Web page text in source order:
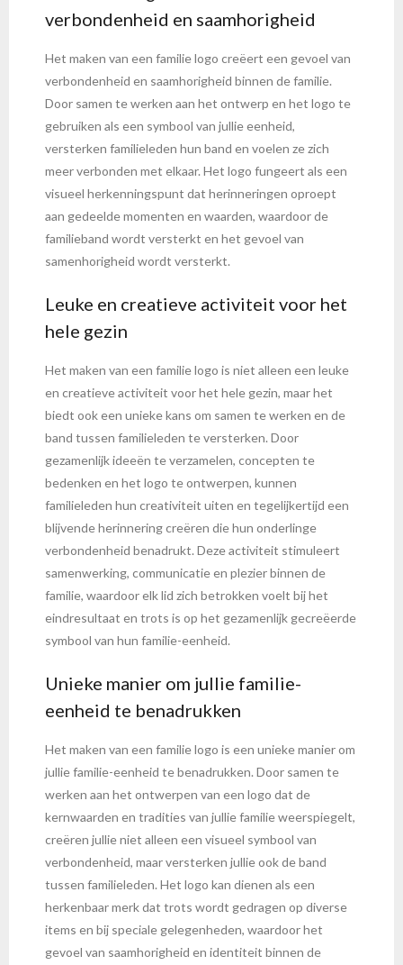
verbondenheid en saamhorigheid
Het maken van een familie logo creëert een gevoel van
verbondenheid en saamhorigheid binnen de familie.
Door samen te werken aan het ontwerp en het logo te
gebruiken als een symbool van jullie eenheid,
versterken familieleden hun band en voelen ze zich
meer verbonden met elkaar. Het logo fungeert als een
visueel herkenningspunt dat herinneringen oproept
aan gedeelde momenten en waarden, waardoor de
familieband wordt versterkt en het gevoel van
samenhorigheid wordt versterkt.
Leuke en creatieve activiteit voor het
hele gezin
Het maken van een familie logo is niet alleen een leuke
en creatieve activiteit voor het hele gezin, maar het
biedt ook een unieke kans om samen te werken en de
band tussen familieleden te versterken. Door
gezamenlijk ideeën te verzamelen, concepten te
bedenken en het logo te ontwerpen, kunnen
familieleden hun creativiteit uiten en tegelijkertijd een
blijvende herinnering creëren die hun onderlinge
verbondenheid benadrukt. Deze activiteit stimuleert
samenwerking, communicatie en plezier binnen de
familie, waardoor elk lid zich betrokken voelt bij het
eindresultaat en trots is op het gezamenlijk gecreëerde
symbool van hun familie-eenheid.
Unieke manier om jullie familie-
eenheid te benadrukken
Het maken van een familie logo is een unieke manier om
jullie familie-eenheid te benadrukken. Door samen te
werken aan het ontwerpen van een logo dat de
kernwaarden en tradities van jullie familie weerspiegelt,
creëren jullie niet alleen een visueel symbool van
verbondenheid, maar versterken jullie ook de band
tussen familieleden. Het logo kan dienen als een
herkenbaar merk dat trots wordt gedragen op diverse
items en bij speciale gelegenheden, waardoor het
gevoel van saamhorigheid en identiteit binnen de